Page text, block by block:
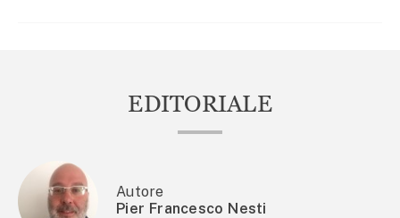
EDITORIALE
Autore
Pier Francesco Nesti